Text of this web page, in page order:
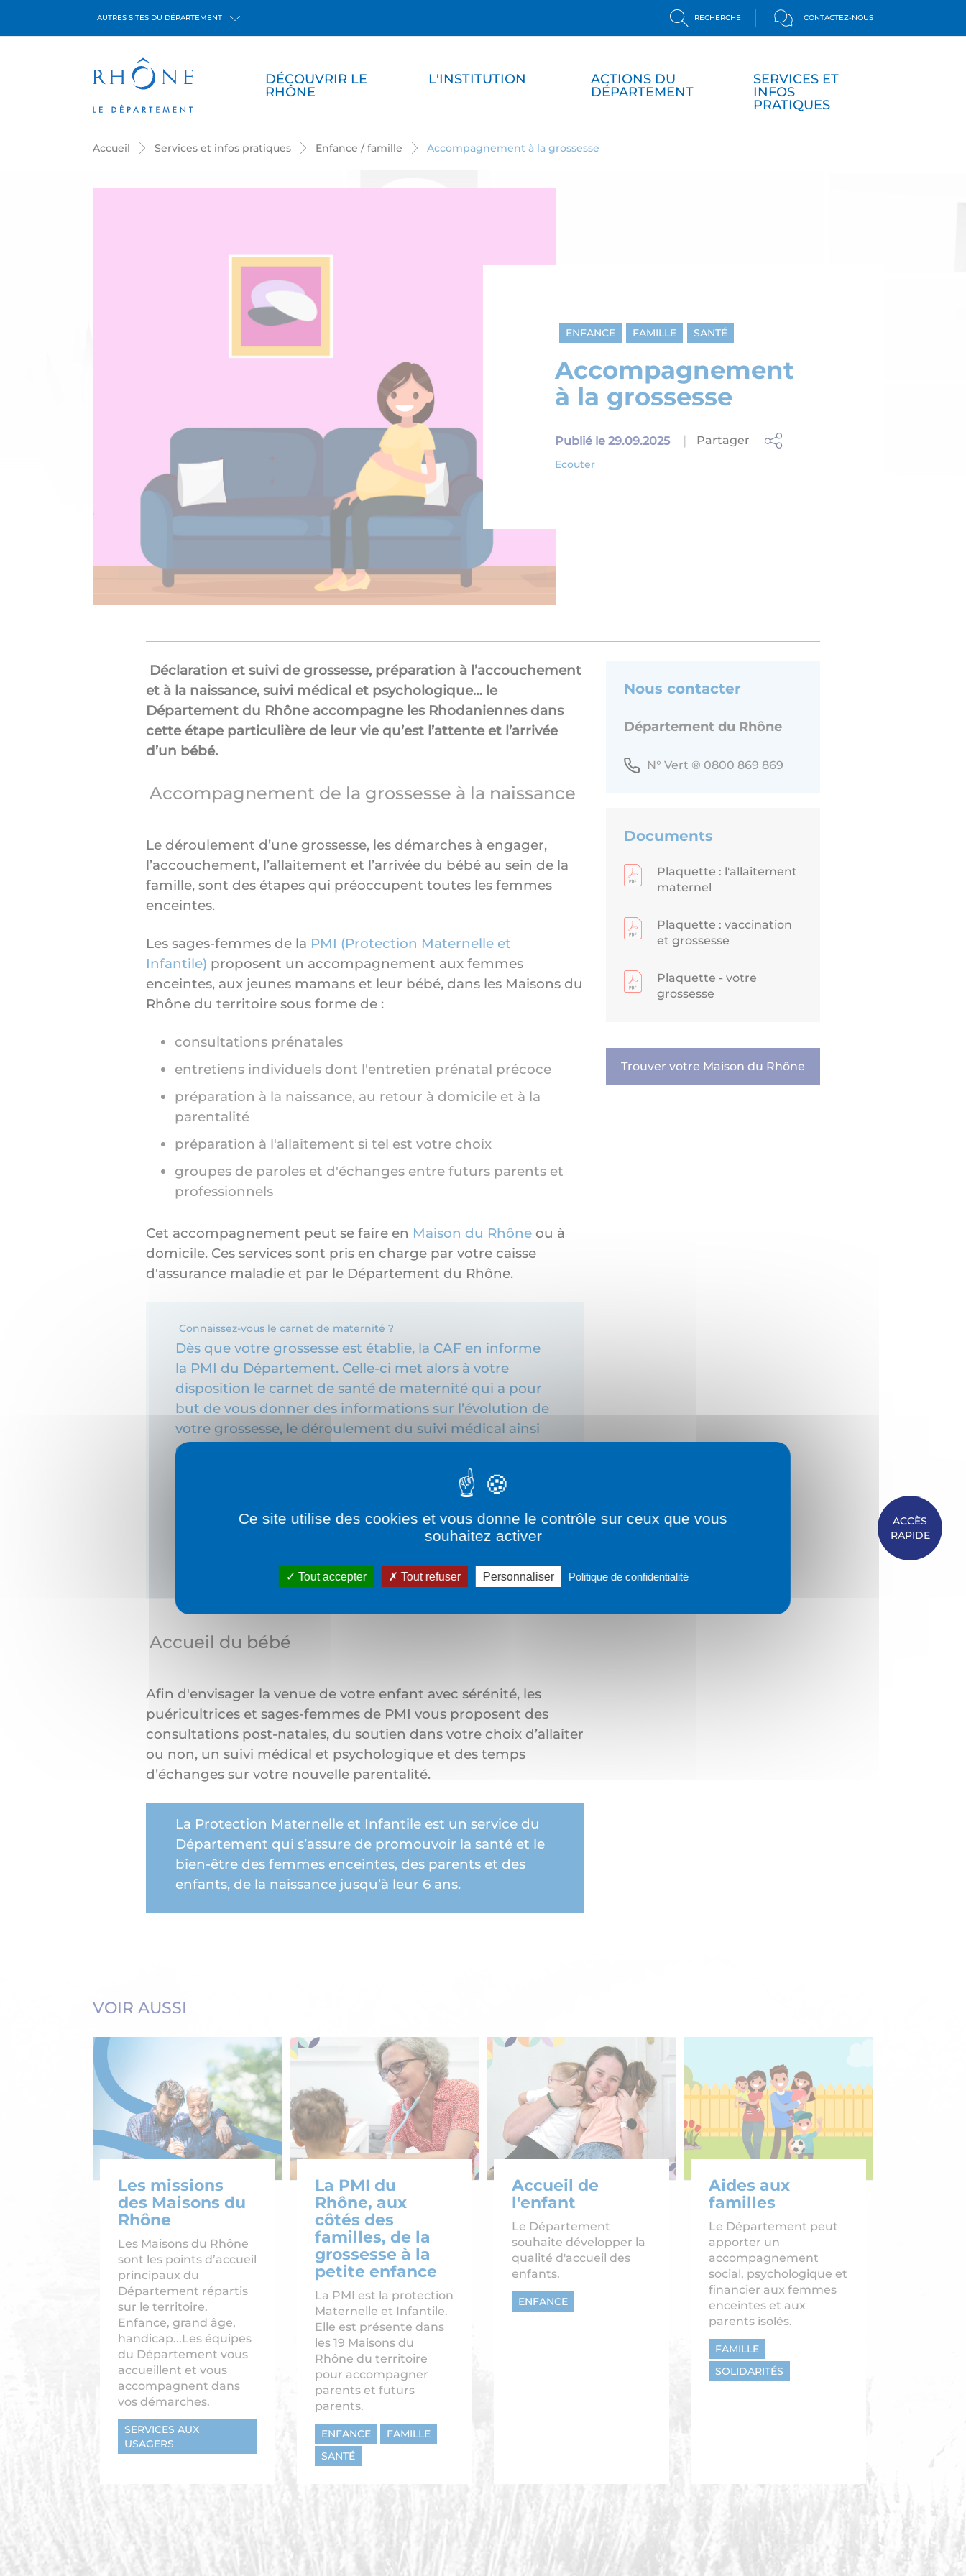
ACCÈS
RAPIDE
AUTRES SITES DU DÉPARTEMENT RECHERCHE CONTACTEZ-NOUS
DÉCOUVRIR LE
RHÔNE
L'INSTITUTION
ACTIONS DU
DÉPARTEMENT
SERVICES ET
INFOS
PRATIQUES
Accueil Services et infos pratiques Enfance / famille Accompagnement à la grossesse
ENFANCE FAMILLE SANTÉ
Accompagnement
à la grossesse
Publié le 29.09.2025 Partager
Ecouter
Déclaration et suivi de grossesse, préparation à l’accouchement
et à la naissance, suivi médical et psychologique… le
Département du Rhône accompagne les Rhodaniennes dans
cette étape particulière de leur vie qu’est l’attente et l’arrivée
d’un bébé.
Accompagnement de la grossesse à la naissance
Le déroulement d’une grossesse, les démarches à engager,
l’accouchement, l’allaitement et l’arrivée du bébé au sein de la
famille, sont des étapes qui préoccupent toutes les femmes
enceintes.
Les sages-femmes de la PMI (Protection Maternelle et
Infantile) proposent un accompagnement aux femmes
enceintes, aux jeunes mamans et leur bébé, dans les Maisons du
Rhône du territoire sous forme de :
consultations prénatales
entretiens individuels dont l'entretien prénatal précoce
préparation à la naissance, au retour à domicile et à la
parentalité
préparation à l'allaitement si tel est votre choix
groupes de paroles et d'échanges entre futurs parents et
professionnels
Cet accompagnement peut se faire en Maison du Rhône ou à
domicile. Ces services sont pris en charge par votre caisse
d'assurance maladie et par le Département du Rhône.
Connaissez-vous le carnet de maternité ?
Dès que votre grossesse est établie, la CAF en informe
la PMI du Département. Celle-ci met alors à votre
disposition le carnet de santé de maternité qui a pour
but de vous donner des informations sur l’évolution de
votre grossesse, le déroulement du suivi médical ainsi
que les droits et les aides diverses auxquelles vous
l’amélioration de la communication entre les
professionnels médicaux qui vous suivront jusqu’à
l’accouchement. Le carnet est à présenter à chaque
pour plusieurs grossesses.
Accueil du bébé
Afin d'envisager la venue de votre enfant avec sérénité, les
puéricultrices et sages-femmes de PMI vous proposent des
consultations post-natales, du soutien dans votre choix d’allaiter
ou non, un suivi médical et psychologique et des temps
d’échanges sur votre nouvelle parentalité.
La Protection Maternelle et Infantile est un service du
Département qui s’assure de promouvoir la santé et le
bien-être des femmes enceintes, des parents et des
enfants, de la naissance jusqu’à leur 6 ans.
Nous contacter
Département du Rhône
N° Vert ® 0800 869 869
Documents
Plaquette : l'allaitement
maternel
Plaquette : vaccination
et grossesse
Plaquette - votre
grossesse
Trouver votre Maison du Rhône
VOIR AUSSI
Les missions
des Maisons du
Rhône
Les Maisons du Rhône
sont les points d’accueil
principaux du
Département répartis
sur le territoire.
Enfance, grand âge,
handicap...Les équipes
du Département vous
accueillent et vous
accompagnent dans
vos démarches.
SERVICES AUX
USAGERS
La PMI du
Rhône, aux
côtés des
familles, de la
grossesse à la
petite enfance
La PMI est la protection
Maternelle et Infantile.
Elle est présente dans
les 19 Maisons du
Rhône du territoire
pour accompagner
parents et futurs
parents.
ENFANCE
FAMILLE
SANTÉ
Accueil de
l'enfant
Le Département
souhaite développer la
qualité d'accueil des
enfants.
ENFANCE
Aides aux
familles
Le Département peut
apporter un
accompagnement
social, psychologique et
financier aux femmes
enceintes et aux
parents isolés.
FAMILLE
SOLIDARITÉS
Ce site utilise des cookies et vous donne le contrôle sur ceux que vous
souhaitez activer
Tout accepter Tout refuser Personnaliser Politique de confidentialité